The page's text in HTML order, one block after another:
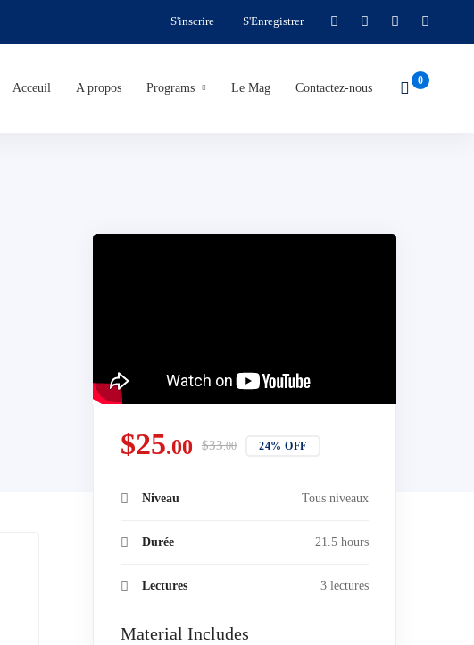
S'inscrire S'Enregistrer
Acceuil A propos Programs Le Mag Contactez-nous
$25.00 $33.00 24% OFF
Niveau Tous niveaux
Durée 21.5 hours
Lectures 3 lectures
Material Includes